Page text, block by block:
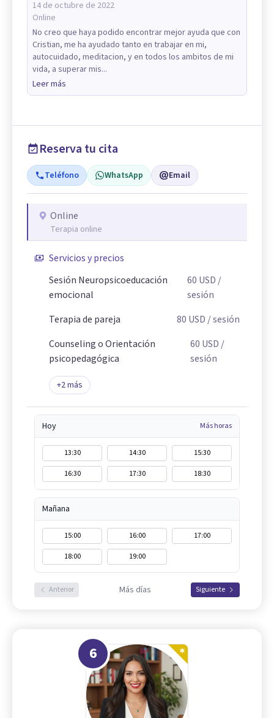
14 de octubre de 2022
Online
No creo que haya podido encontrar mejor ayuda que con
Cristian, me ha ayudado tanto en trabajar en mi,
autocuidado, meditacion, y en todos los ambitos de mi
vida, a superar mis...
Leer más
Reserva tu cita
Teléfono WhatsApp Email
Online
Terapia online
Servicios y precios
Sesión Neuropsicoeducación
emocional
60 USD/
sesión
Terapia de pareja
80 USD/ sesión
Counseling o Orientación
psicopedagógica
60 USD/
sesión
+2más
Hoy Más horas
13:30 14:30
15:30
16:30
17:30 18:30
Mañana
15:00 16:00
17:00
18:00
19:00
Anterior Más días Siguiente
6